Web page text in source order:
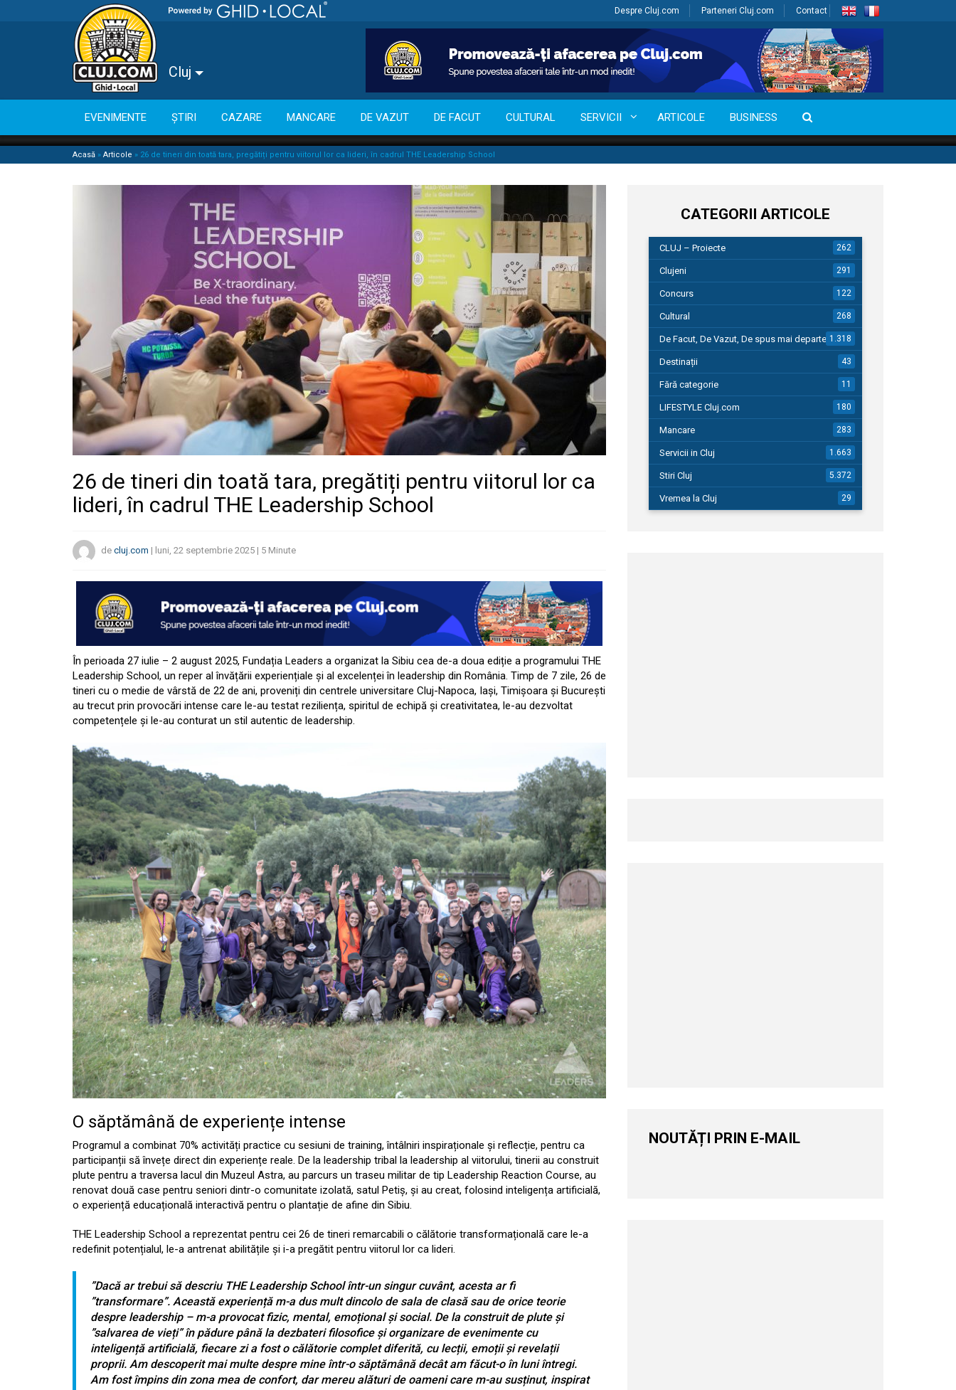
Despre Cluj.com Parteneri Cluj.com Contact
Cluj
EVENIMENTE ȘTIRI CAZARE MANCARE DE VAZUT DE FACUT CULTURAL SERVICII ARTICOLE BUSINESS
Acasă » Articole » 26 de tineri din toată tara, pregătiți pentru viitorul lor ca lideri, în cadrul THE Leadership School
26 de tineri din toată tara, pregătiți pentru viitorul lor ca
lideri, în cadrul THE Leadership School
de cluj.com | luni, 22 septembrie 2025 | 5 Minute
În perioada 27 iulie – 2 august 2025, Fundația Leaders a organizat la Sibiu cea de-a doua ediție a programului THE
Leadership School, un reper al învățării experiențiale și al excelenței în leadership din România. Timp de 7 zile, 26 de
tineri cu o medie de vârstă de 22 de ani, proveniți din centrele universitare Cluj-Napoca, Iași, Timișoara și București
au trecut prin provocări intense care le-au testat reziliența, spiritul de echipă și creativitatea, le-au dezvoltat
competențele și le-au conturat un stil autentic de leadership.
O săptămână de experiențe intense
Programul a combinat 70% activități practice cu sesiuni de training, întâlniri inspiraționale și reflecție, pentru ca
participanții să învețe direct din experiențe reale. De la leadership tribal la leadership al viitorului, tinerii au construit
plute pentru a traversa lacul din Muzeul Astra, au parcurs un traseu militar de tip Leadership Reaction Course, au
renovat două case pentru seniori dintr-o comunitate izolată, satul Petiș, și au creat, folosind inteligența artificială,
o experiență educațională interactivă pentru o plantație de afine din Sibiu.
THE Leadership School a reprezentat pentru cei 26 de tineri remarcabili o călătorie transformațională care le-a
redefinit potențialul, le-a antrenat abilitățile și i-a pregătit pentru viitorul lor ca lideri.
”Dacă ar trebui să descriu THE Leadership School într-un singur cuvânt, acesta ar fi
”transformare”. Această experiență m-a dus mult dincolo de sala de clasă sau de orice teorie
despre leadership – m-a provocat fizic, mental, emoțional și social. De la construit de plute și
”salvarea de vieți” în pădure până la dezbateri filosofice și organizare de evenimente cu
inteligență artificială, fiecare zi a fost o călătorie complet diferită, cu lecții, emoții și revelații
proprii. Am descoperit mai multe despre mine într-o săptămână decât am făcut-o în luni întregi.
Am fost împins din zona mea de confort, dar mereu alături de oameni care m-au susținut, inspirat
CATEGORII ARTICOLE
CLUJ – Proiecte 262
Clujeni 291
Concurs 122
Cultural 268
De Facut, De Vazut, De spus mai departe…1.318
Destinații 43
Fără categorie 11
LIFESTYLE Cluj.com 180
Mancare 283
Servicii in Cluj 1.663
Stiri Cluj 5.372
Vremea la Cluj 29
NOUTĂȚI PRIN E-MAIL